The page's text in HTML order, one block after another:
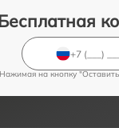
Нажимая на кнопку